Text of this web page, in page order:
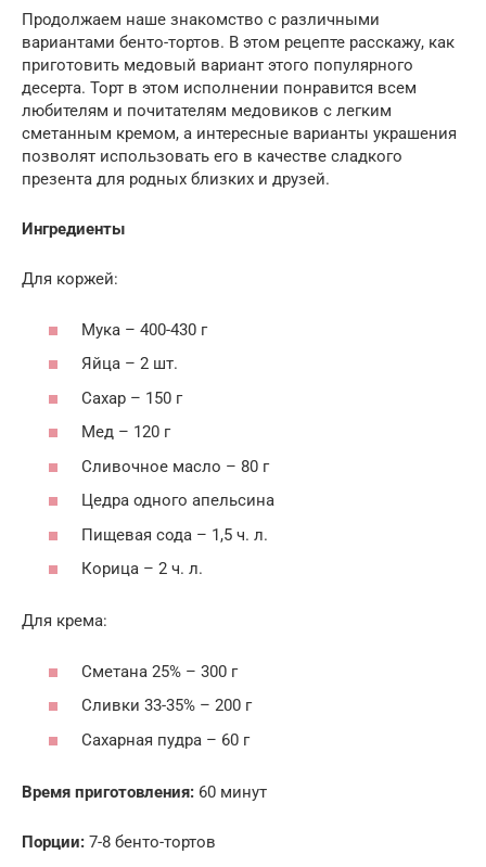
Продолжаем наше знакомство с различными
вариантами бенто-тортов. В этом рецепте расскажу, как
приготовить медовый вариант этого популярного
десерта. Торт в этом исполнении понравится всем
любителям и почитателям медовиков с легким
сметанным кремом, а интересные варианты украшения
позволят использовать его в качестве сладкого
презента для родных близких и друзей.
Ингредиенты
Для коржей:
Мука – 400-430 г
Яйца – 2 шт.
Сахар – 150 г
Мед – 120 г
Сливочное масло – 80 г
Цедра одного апельсина
Пищевая сода – 1,5 ч. л.
Корица – 2 ч. л.
Для крема:
Сметана 25% – 300 г
Сливки 33-35% – 200 г
Сахарная пудра – 60 г
Время приготовления: 60 минут
Порции: 7-8 бенто-тортов